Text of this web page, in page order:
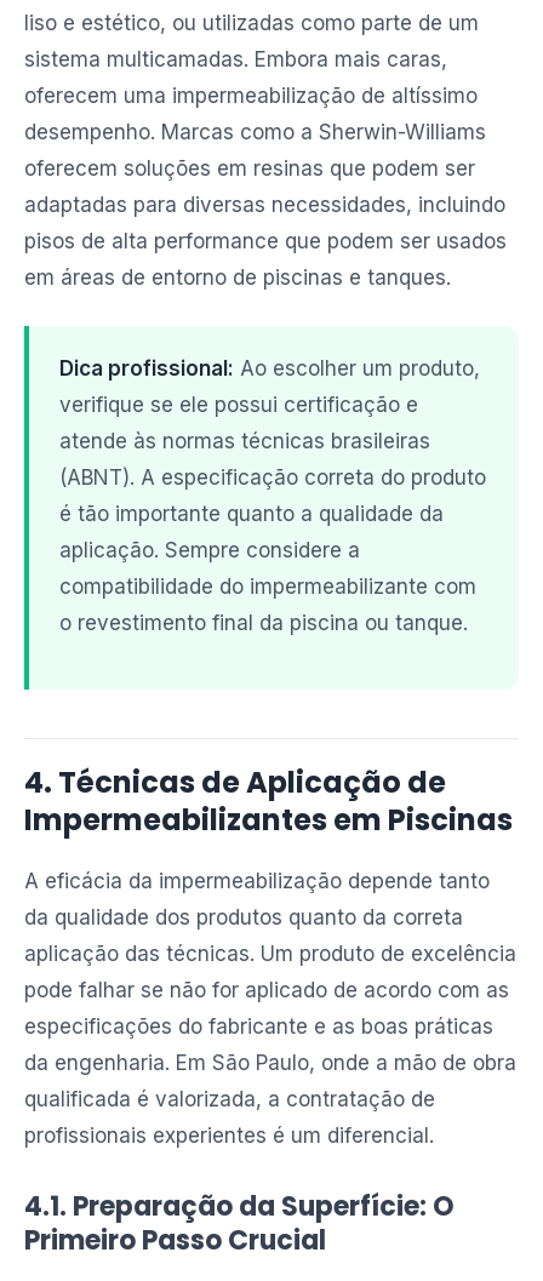
liso e estético, ou utilizadas como parte de um
sistema multicamadas. Embora mais caras,
oferecem uma impermeabilização de altíssimo
desempenho. Marcas como a Sherwin-Williams
oferecem soluções em resinas que podem ser
adaptadas para diversas necessidades, incluindo
pisos de alta performance que podem ser usados
em áreas de entorno de piscinas e tanques.
Dica profissional: Ao escolher um produto,
verifique se ele possui certificação e
atende às normas técnicas brasileiras
(ABNT). A especificação correta do produto
é tão importante quanto a qualidade da
aplicação. Sempre considere a
compatibilidade do impermeabilizante com
o revestimento final da piscina ou tanque.
4. Técnicas de Aplicação de
Impermeabilizantes em Piscinas
A eficácia da impermeabilização depende tanto
da qualidade dos produtos quanto da correta
aplicação das técnicas. Um produto de excelência
pode falhar se não for aplicado de acordo com as
especificações do fabricante e as boas práticas
da engenharia. Em São Paulo, onde a mão de obra
qualificada é valorizada, a contratação de
profissionais experientes é um diferencial.
4.1. Preparação da Superfície: O
Primeiro Passo Crucial